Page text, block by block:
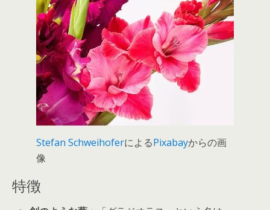
Stefan SchweihoferによるPixabayからの画
像
特徴